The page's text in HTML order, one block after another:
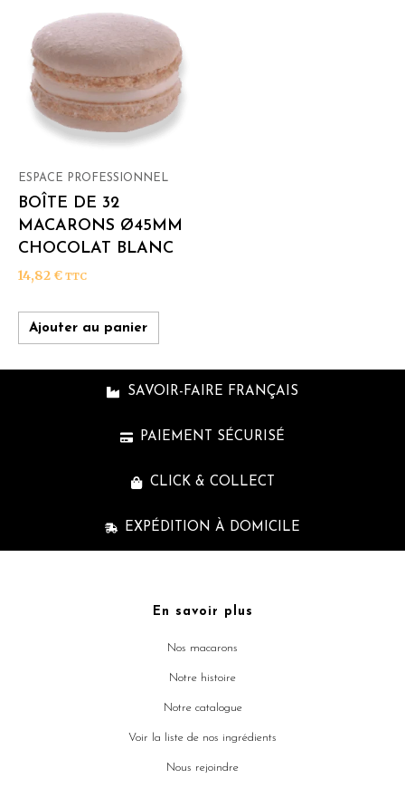
ESPACE PROFESSIONNEL
BOÎTE DE 32
MACARONS Ø45MM
CHOCOLAT BLANC
14,82 € TTC
Ajouter au panier
SAVOIR-FAIRE FRANÇAIS
PAIEMENT SÉCURISÉ
CLICK & COLLECT
EXPÉDITION À DOMICILE
En savoir plus
Nos macarons
Notre histoire
Notre catalogue
Voir la liste de nos ingrédients
Nous rejoindre